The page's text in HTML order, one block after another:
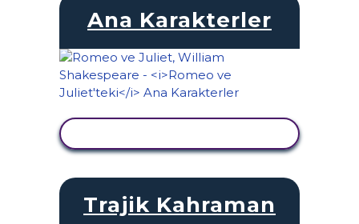
Ana Karakterler
Trajik Kahraman